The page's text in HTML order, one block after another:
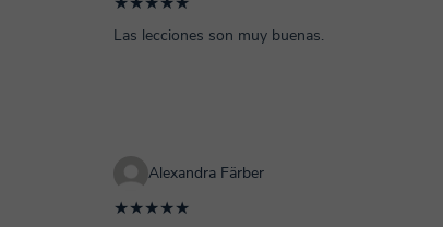
Las lecciones son muy buenas.
Alexandra Färber
★★★★★